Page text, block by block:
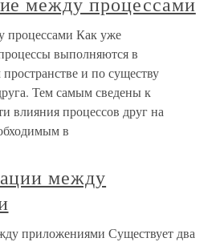
процессами Как уже
выполняются в
и по существу
Тем самым сведены к
влияния процессов друг на
в
между
приложениями Существует два